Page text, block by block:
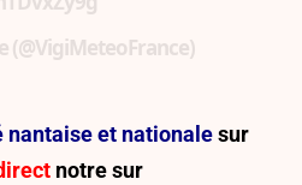
nantaise et nationalesur
notre sur